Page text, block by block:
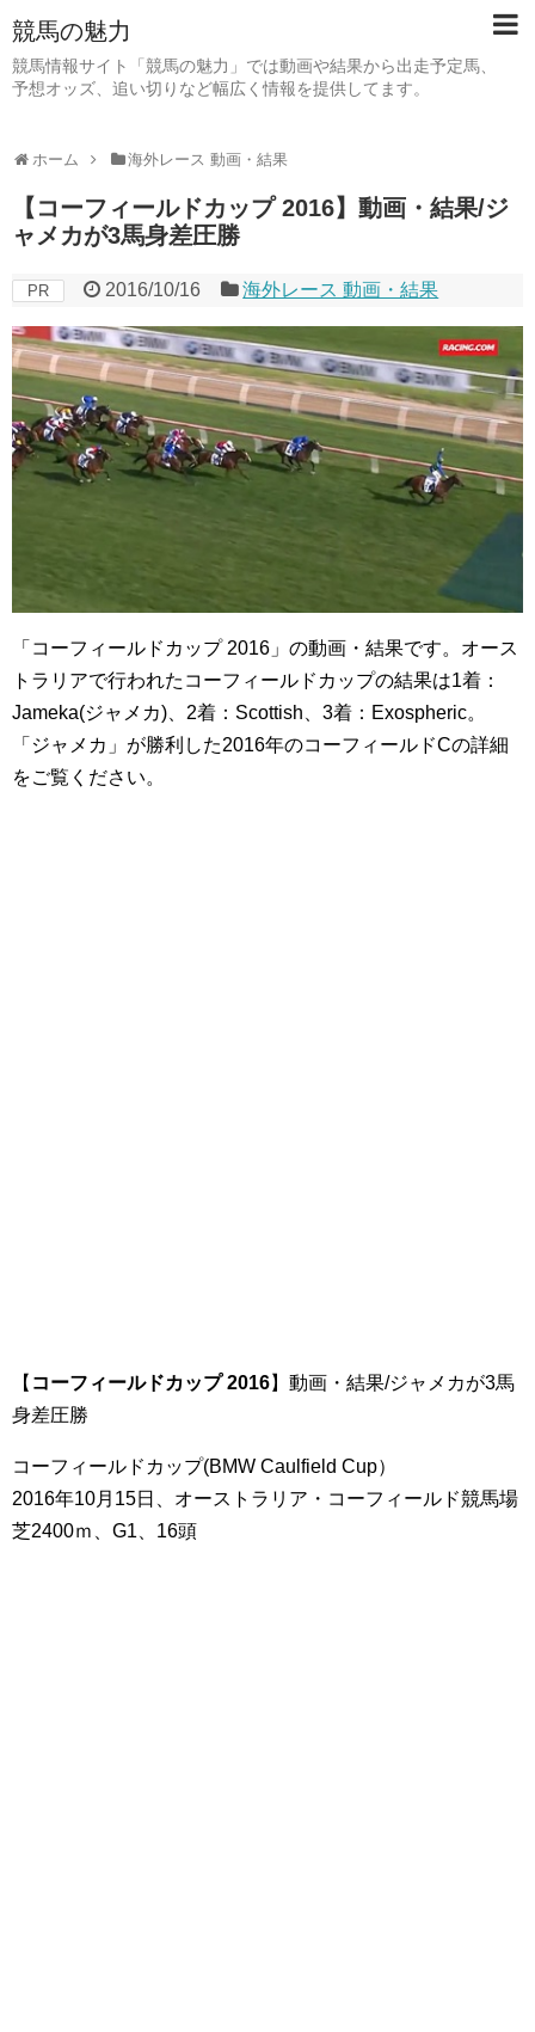
競馬の魅力
競馬情報サイト「競馬の魅力」では動画や結果から出走予定馬、
予想オッズ、追い切りなど幅広く情報を提供してます。
ホーム 海外レース 動画・結果
【コーフィールドカップ 2016】動画・結果/ジ
ャメカが3馬身差圧勝
PR 2016/10/16 海外レース 動画・結果
「コーフィールドカップ 2016」の動画・結果です。オース
トラリアで行われたコーフィールドカップの結果は1着：
Jameka(ジャメカ)、2着：Scottish、3着：Exospheric。
「ジャメカ」が勝利した2016年のコーフィールドCの詳細
をご覧ください。
【 コーフィールドカップ 2016】動画・結果/ジャメカが3馬
身差圧勝
コーフィールドカップ(BMW Caulfield Cup）
2016年10月15日、オーストラリア・コーフィールド競馬場
芝2400ｍ、G1、16頭